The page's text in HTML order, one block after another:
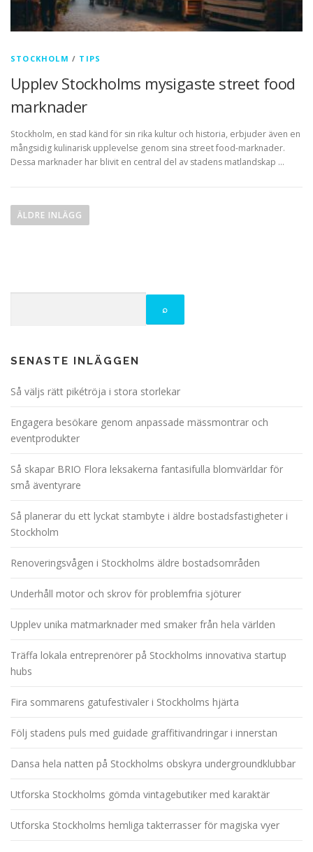
STOCKHOLM / TIPS
Upplev Stockholms mysigaste street food
marknader
Stockholm, en stad känd för sin rika kultur och historia, erbjuder även en
mångsidig kulinarisk upplevelse genom sina street food-marknader.
Dessa marknader har blivit en central del av stadens matlandskap …
ÄLDRE INLÄGG
SENASTE INLÄGGEN
Så väljs rätt pikétröja i stora storlekar
Engagera besökare genom anpassade mässmontrar och
eventprodukter
Så skapar BRIO Flora leksakerna fantasifulla blomvärldar för
små äventyrare
Så planerar du ett lyckat stambyte i äldre bostadsfastigheter i
Stockholm
Renoveringsvågen i Stockholms äldre bostadsområden
Underhåll motor och skrov för problemfria sjöturer
Upplev unika matmarknader med smaker från hela världen
Träffa lokala entreprenörer på Stockholms innovativa startup
hubs
Fira sommarens gatufestivaler i Stockholms hjärta
Följ stadens puls med guidade graffitivandringar i innerstan
Dansa hela natten på Stockholms obskyra undergroundklubbar
Utforska Stockholms gömda vintagebutiker med karaktär
Utforska Stockholms hemliga takterrasser för magiska vyer